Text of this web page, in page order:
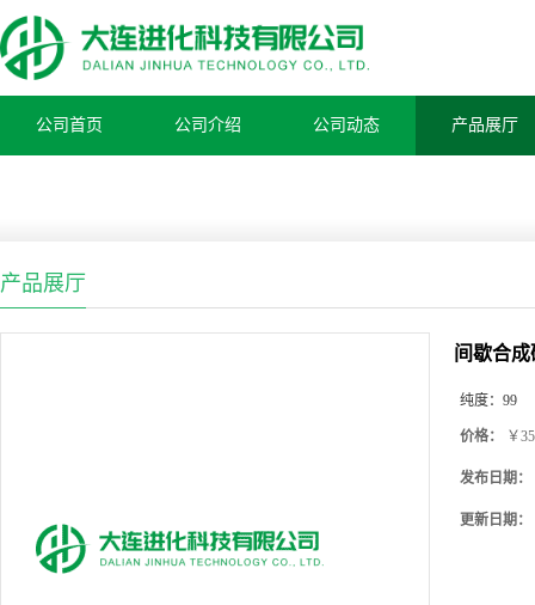
公司首页 公司介绍 公司动态 产品展厅
产品展厅
间歇合
纯度： 99
价格： ￥
发布日期：
更新日期：